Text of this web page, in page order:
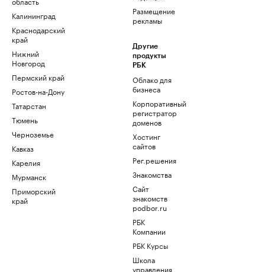
Калининград
Краснодарский
край
Нижний
Новгород
Пермский край
Ростов-на-Дону
Татарстан
Тюмень
Черноземье
Кавказ
Карелия
Мурманск
Приморский
край
Размещение
рекламы
Другие
продукты
РБК
Облако для
бизнеса
Корпоративный
регистратор
доменов
Хостинг
сайтов
Рег.решения
Знакомства
Сайт
знакомств
podbor.ru
РБК
Компании
РБК Курсы
Школа
управления